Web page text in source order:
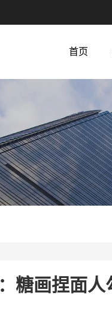
首页
糖画捏面